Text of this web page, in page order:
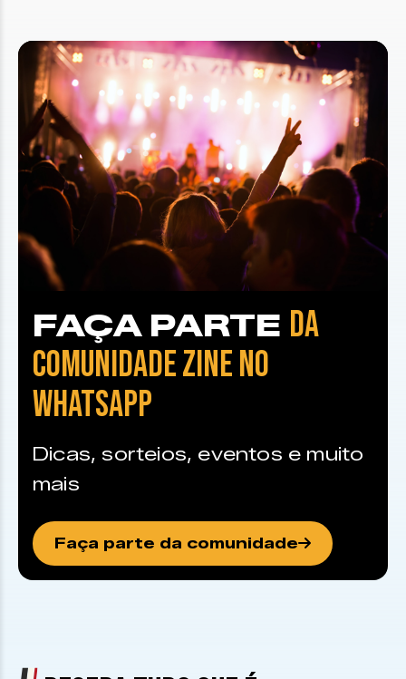
FAÇA PARTE DA
COMUNIDADE ZINE NO
WHATSAPP
Dicas, sorteios, eventos e muito
mais
Faça parte da comunidade